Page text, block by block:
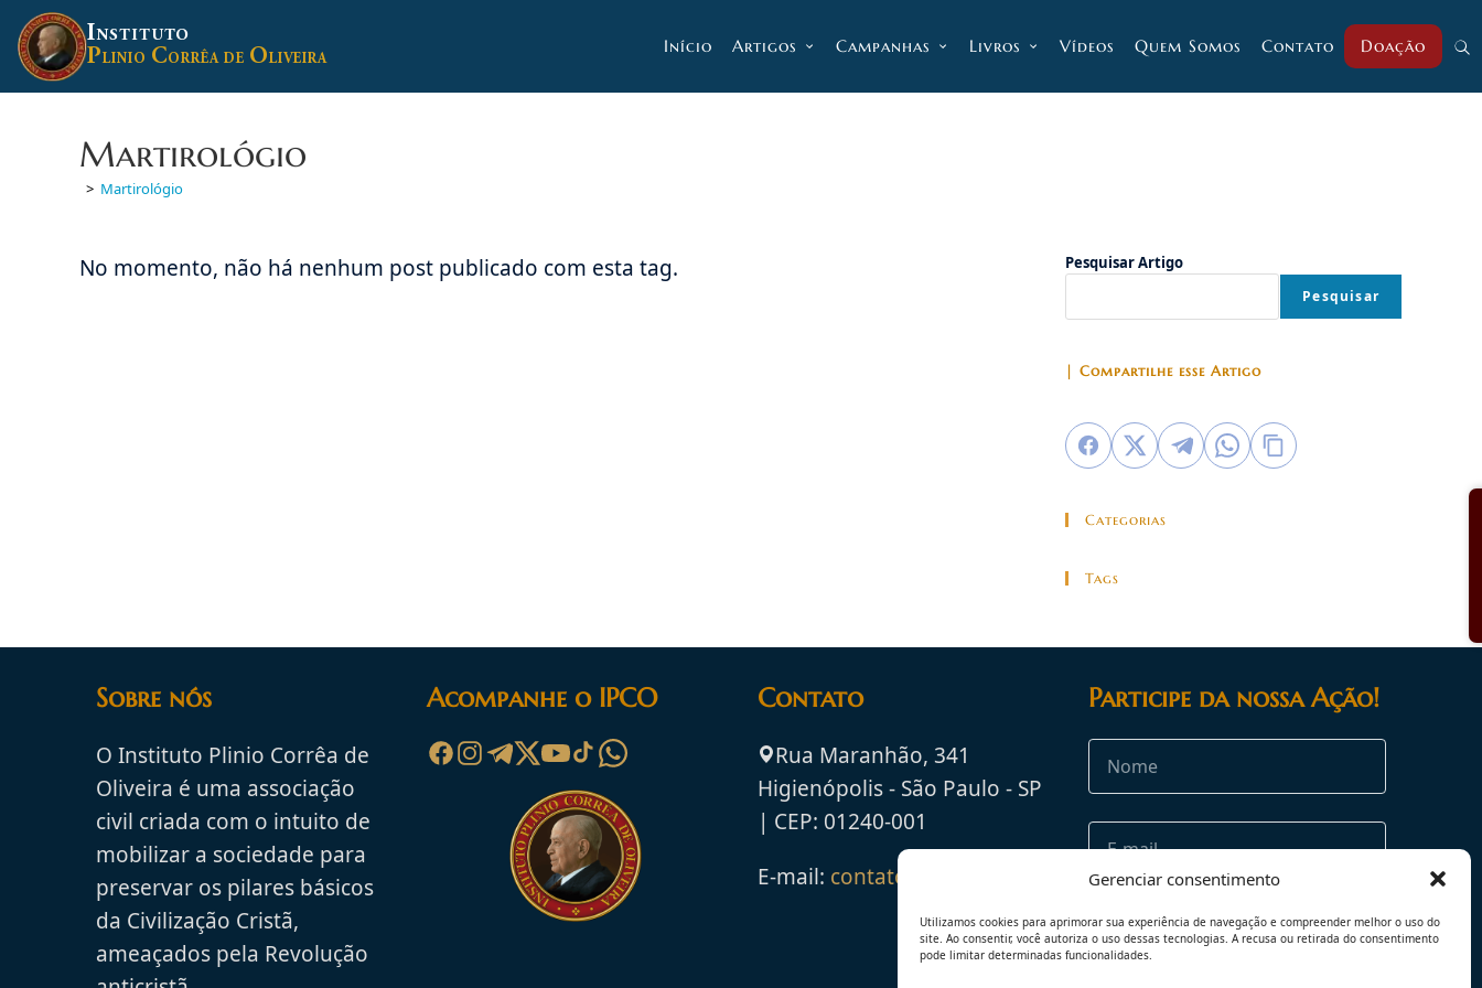
Gerenciar consentimento
Utilizamos cookies para aprimorar sua experiência de navegação e compreender melhor o uso do
site. Ao consentir, você autoriza o uso dessas tecnologias. A recusa ou retirada do consentimento
pode limitar determinadas funcionalidades.
para
conteúdo
INSTITUTO
PLINIO CORRÊA DE OLIVEIRA
Início Artigos Campanhas Livros Vídeos Quem Somos Contato Doação
Martirológio
> Martirológio
No momento, não há nenhum post publicado com esta tag. Pesquisar Artigo
Pesquisar
| Compartilhe esse Artigo
Categorias
Tags
Sobre nós
O Instituto Plinio Corrêa de
Oliveira é uma associação
civil criada com o intuito de
mobilizar a sociedade para
preservar os pilares básicos
da Civilização Cristã,
ameaçados pela Revolução
Acompanhe o IPCO Contato
Rua Maranhão, 341
Higienópolis - São Paulo - SP
| CEP: 01240-001
E-mail: contato@ipco.org.br
Participe da nossa Ação!